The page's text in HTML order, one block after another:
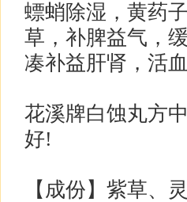
螵蛸除湿，黄药
草，补脾益气，
凑补益肝肾，活
花溪牌白蚀丸方
好!
【成份】紫草、